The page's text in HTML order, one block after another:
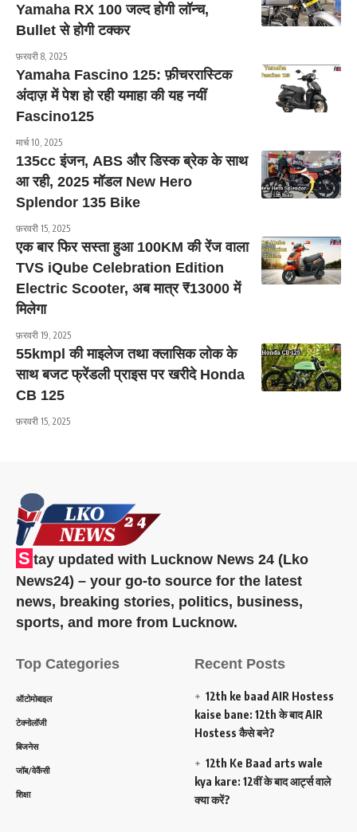
Yamaha RX 100 जल्द होगी लॉन्च,
Bullet से होगी टक्कर
फ़रवरी 8, 2025
Yamaha Fascino 125: फ़ीचररास्टिक
अंदाज़ में पेश हो रही यमाहा की यह नयीं
Fascino125
मार्च 10, 2025
135cc इंजन, ABS और डिस्क ब्रेक के साथ
आ रही, 2025 मॉडल New Hero
Splendor 135 Bike
फ़रवरी 15, 2025
एक बार फिर सस्ता हुआ 100KM की रेंज वाला
TVS iQube Celebration Edition
Electric Scooter, अब मात्र ₹13000 में
मिलेगा
फ़रवरी 19, 2025
55kmpl की माइलेज तथा क्लासिक लोक के
साथ बजट फ्रेंडली प्राइस पर खरीदे Honda
CB 125
फ़रवरी 15, 2025
S tay updated with Lucknow News 24 (Lko
News24) – your go-to source for the latest
news, breaking stories, politics, business,
sports, and more from Lucknow.
Top Categories
ऑटोमोबाइल
टेक्नोलॉजी
बिजनेस
जॉब/वेकैंसी
शिक्षा
Recent Posts
12th ke baad AIR Hostess
kaise bane: 12th के बाद AIR
Hostess कैसे बने?
12th Ke Baad arts wale
kya kare: 12वीं के बाद आर्ट्स वाले
क्या करें?